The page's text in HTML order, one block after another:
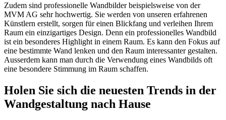
Zudem sind professionelle Wandbilder beispielsweise von der
MVM AG sehr hochwertig. Sie werden von unseren erfahrenen
Künstlern erstellt, sorgen für einen Blickfang und verleihen Ihrem
Raum ein einzigartiges Design. Denn ein professionelles Wandbild
ist ein besonderes Highlight in einem Raum. Es kann den Fokus auf
eine bestimmte Wand lenken und den Raum interessanter gestalten.
Ausserdem kann man durch die Verwendung eines Wandbilds oft
eine besondere Stimmung im Raum schaffen.
Holen Sie sich die neuesten Trends in der
Wandgestaltung nach Hause